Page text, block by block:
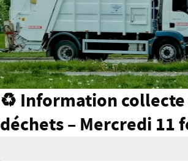
♻️ Information collecte
déchets – Mercredi 11